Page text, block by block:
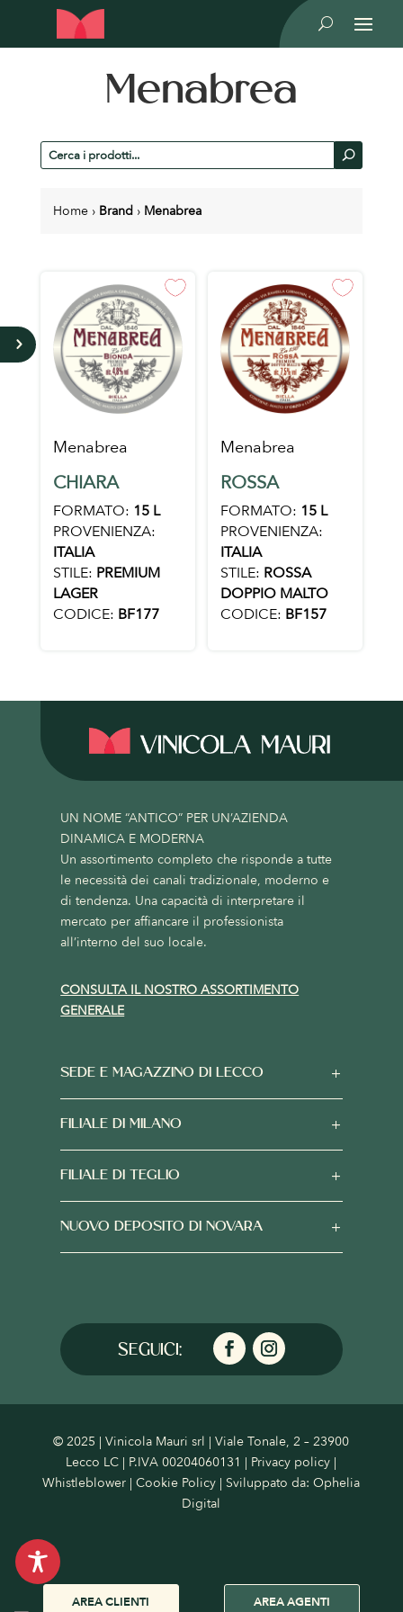
U
AREA CLIENTI AREA AGENTI
Menabrea
Cerca
prodotti
U
Home › Brand › Menabrea
5
Menabrea
CHIARA
FORMATO: 15 L
PROVENIENZA:
ITALIA
STILE: PREMIUM
LAGER
CODICE: BF177
Menabrea
ROSSA
FORMATO: 15 L
PROVENIENZA:
ITALIA
STILE: ROSSA
DOPPIO MALTO
CODICE: BF157
UN NOME “ANTICO” PER UN’AZIENDA
DINAMICA E MODERNA
Un assortimento completo che risponde a tutte
le necessità dei canali tradizionale, moderno e
di tendenza. Una capacità di interpretare il
mercato per affiancare il professionista
all’interno del suo locale.
CONSULTA IL NOSTRO ASSORTIMENTO
GENERALE
SEDE E MAGAZZINO DI LECCO
FILIALE DI MILANO
FILIALE DI TEGLIO
NUOVO DEPOSITO DI NOVARA
© 2025 | Vinicola Mauri srl | Viale Tonale, 2 – 23900
Lecco LC | P.IVA 00204060131 | Privacy policy |
Whistleblower |Cookie Policy | Sviluppato da:Ophelia
Digital